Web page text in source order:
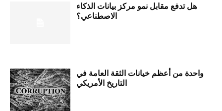
هل تدفع مقابل نمو مركز بيانات الذكاء
الاصطناعي؟
واحدة من أعظم خيانات الثقة العامة في
التاريخ الأمريكي